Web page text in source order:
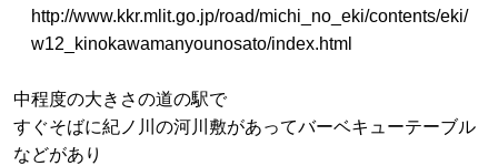
http://www.kkr.mlit.go.jp/road/michi_no_eki/contents/eki/
w12_kinokawamanyounosato/index.html
中程度の大きさの道の駅で
すぐそばに紀ノ川の河川敷があってバーベキューテーブル
などがあり